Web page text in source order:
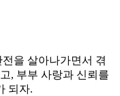
을 살아나가면서 겪
, 부부 사랑과 신뢰를
되자.